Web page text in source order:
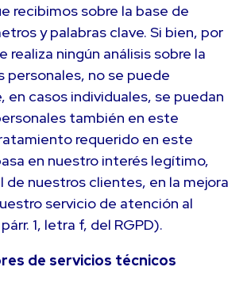
recibimos sobre la base de
y palabras clave. Si bien, por
realiza ningún análisis sobre la
personales, no se puede
en casos individuales, se puedan
también en este
requerido en este
en nuestro interés legítimo,
de nuestros clientes, en la mejora
servicio de atención al
1, letra f, del RGPD).
de servicios técnicos